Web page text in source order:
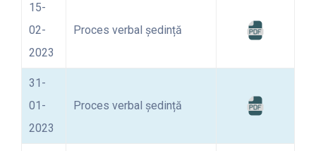
15-
02-
2023
Proces verbal ședință
31-
01-
2023
Proces verbal ședință